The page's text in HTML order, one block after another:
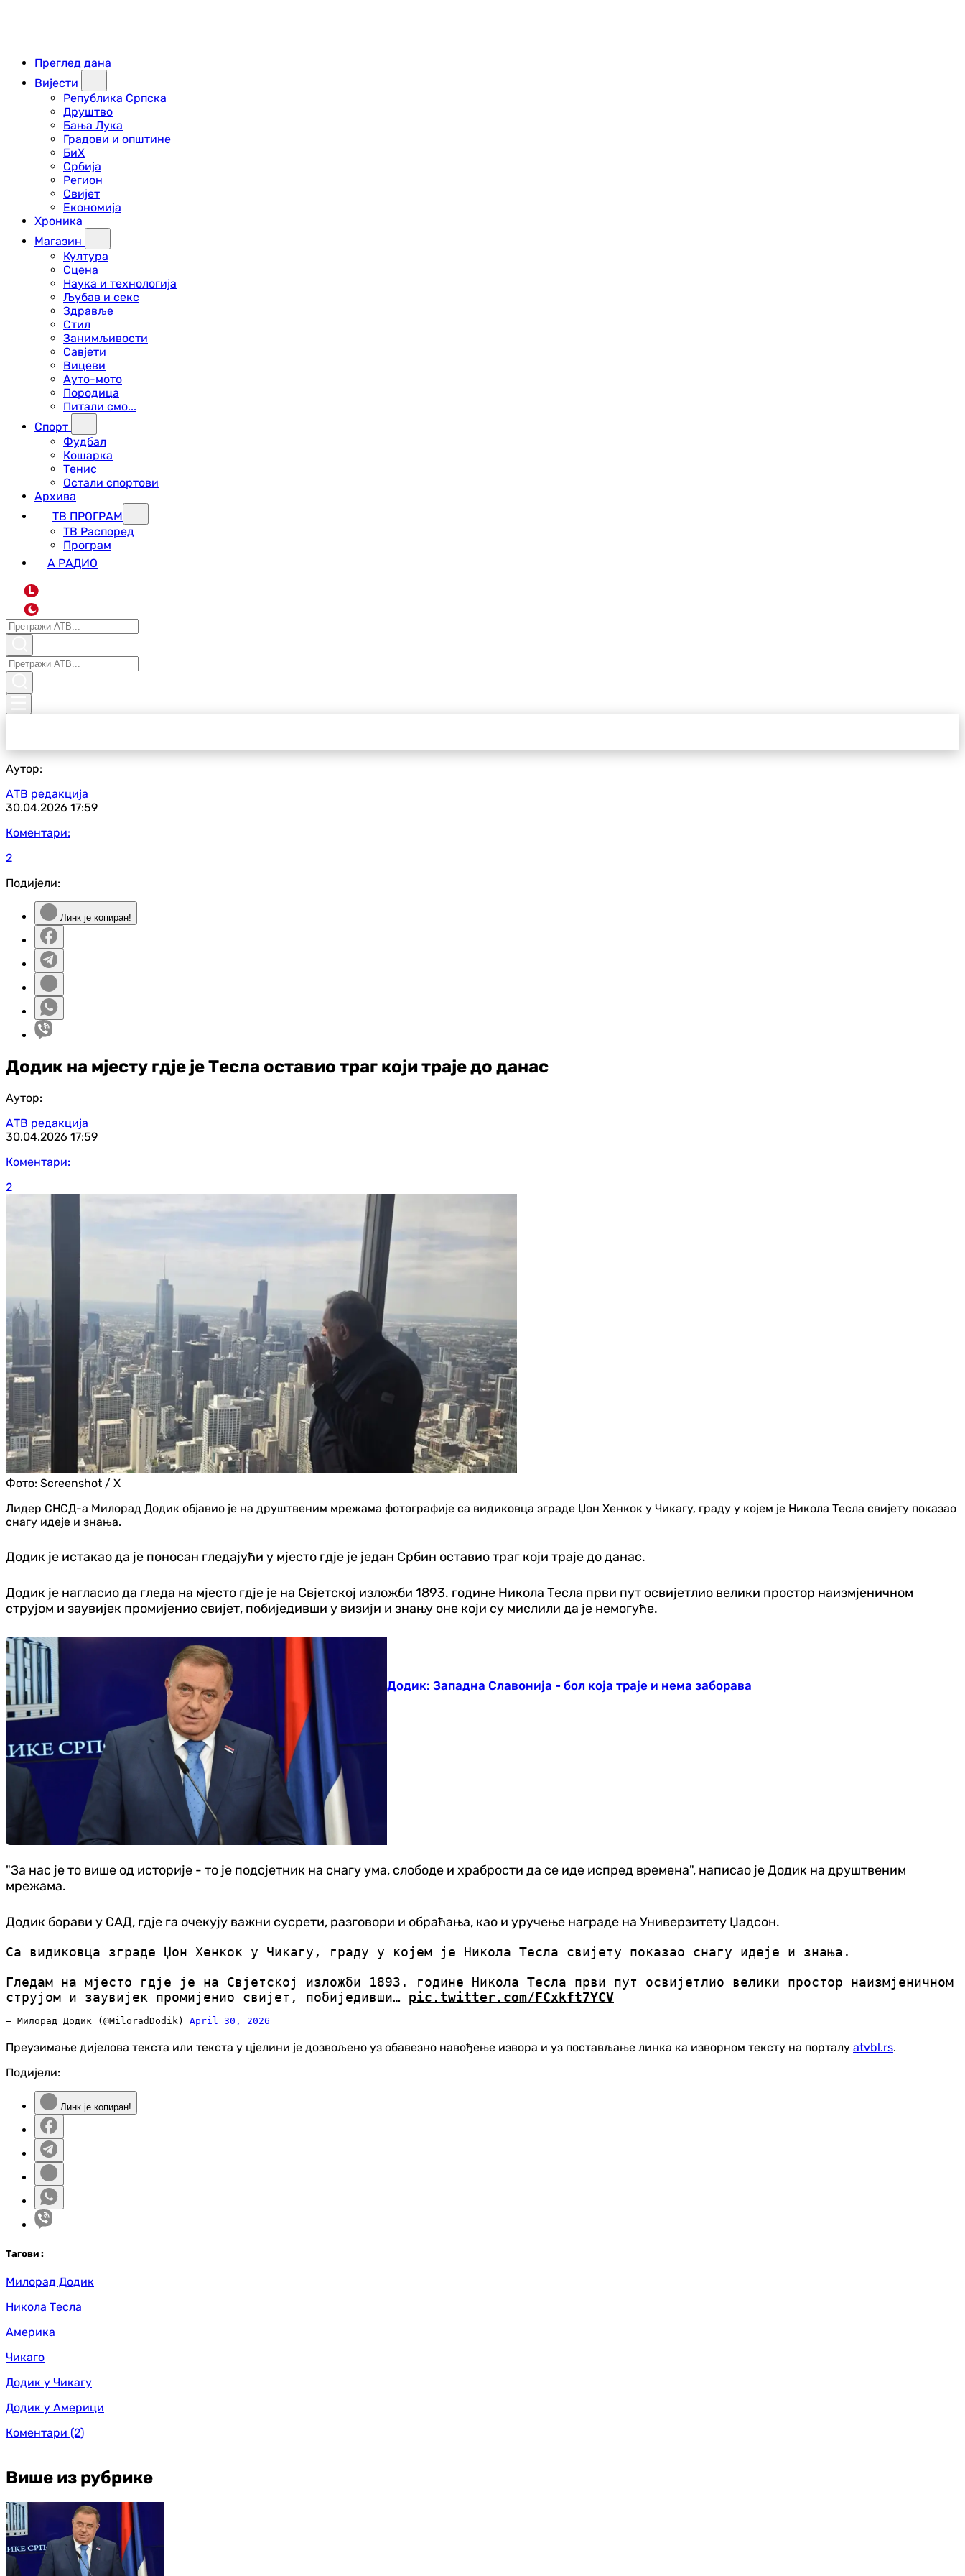
Преглед дана
Вијести
Република Српска
Друштво
Бања Лука
Градови и општине
БиХ
Србија
Регион
Свијет
Економија
Хроника
Магазин
Култура
Сцена
Наука и технологија
Љубав и секс
Здравље
Стил
Занимљивости
Савјети
Вицеви
Ауто-мото
Породица
Питали смо...
Спорт
Фудбал
Кошарка
Тенис
Остали спортови
Архива
ТВ ПРОГРАМ
ТВ Распоред
Програм
А РАДИО
L
Аутор:
АТВ редакција
30.04.2026 17:59
Коментари:
2
Подијели:
Линк је копиран!
Додик на мјесту гдје је Тесла оставио траг који траје до данас
Аутор:
АТВ редакција
30.04.2026 17:59
Коментари:
2
Фото: Screenshot / X
Лидер СНСД-а Милорад Додик објавио је на друштвеним мрежама фотографије са видиковца зграде Џон Хенкок у Чикагу, граду у којем је Никола Тесла свијету показао
снагу идеје и знања.
Додик је истакао да је поносан гледајући у мјесто гдје је један Србин оставио траг који траје до данас.
Додик је нагласио да гледа на мјесто гдје је на Свјетској изложби 1893. године Никола Тесла први пут освијетлио велики простор наизмјеничном
струјом и заувијек промијенио свијет, побиједивши у визији и знању оне који су мислили да је немогуће.
Додик: Западна Славонија - бол која траје и нема заборава
"За нас је то више од историје - то је подсјетник на снагу ума, слободе и храбрости да се иде испред времена", написао је Додик на друштвеним
мрежама.
Додик борави у САД, гдје га очекују важни сусрети, разговори и обраћања, као и уручење награде на Универзитету Џадсон.
Са видиковца зграде Џон Хенкок у Чикагу, граду у којем је Никола Тесла свијету показао снагу идеје и знања.
Гледам на мјесто гдје је на Свјетској изложби 1893. године Никола Тесла први пут освијетлио велики простор наизмјеничном
струјом и заувијек промијенио свијет, побиједивши… pic.twitter.com/FCxkft7YCV
— Милорад Додик (@MiloradDodik) April 30, 2026
Преузимање дијелова текста или текста у цјелини је дозвољено уз обавезно навођење извора и уз постављање линка ка изворном тексту на порталу atvbl.rs.
Подијели:
Линк је копиран!
Тагови :
Милорад Додик
Никола Тесла
Америка
Чикаго
Додик у Чикагу
Додик у Америци
Коментари (2)
Више из рубрике